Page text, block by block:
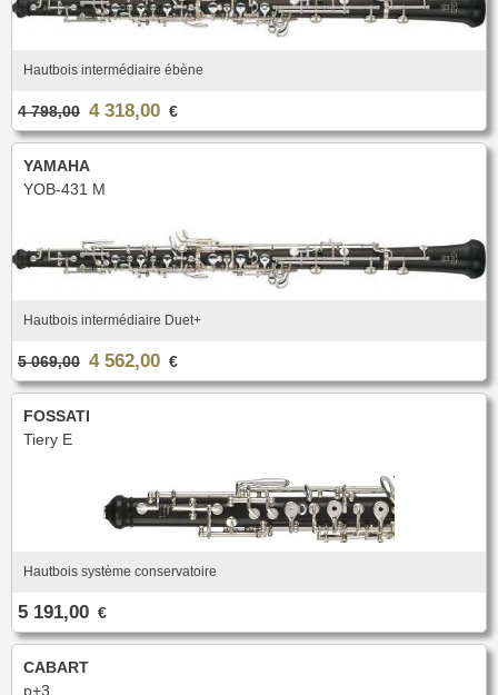
Hautbois intermédiaire ébène
4 798,00 4 318,00 €
YAMAHA
YOB-431 M
Hautbois intermédiaire Duet+
5 069,00 4 562,00 €
FOSSATI
Tiery E
Hautbois système conservatoire
5 191,00 €
CABART
p+3